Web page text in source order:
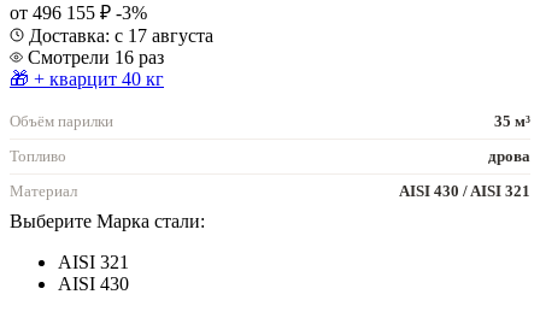
от 496 155 ₽ -3%
Доставка: с 17 августа
Смотрели 16 раз
🎁 + кварцит 40 кг
Объём парилки
35 м³
Топливо
дрова
Материал
AISI 430 / AISI 321
Выберите Марка стали:
AISI 321
AISI 430